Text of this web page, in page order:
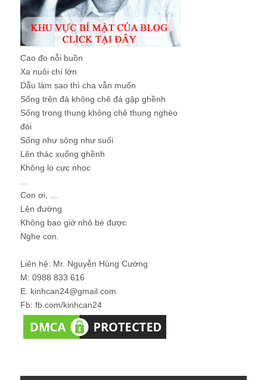
Cao đo nỗi buồn
Xa nuôi chí lớn
Dẫu làm sao thì cha vẫn muốn
Sống trên đá không chê đá gập ghềnh
Sống trong thung không chê thung nghèo
đói
Sống như sông như suối
Lên thác xuống ghềnh
Không lo cực nhọc
Con ơi, ...
Lên đường
Không bao giờ nhỏ bé được
Nghe con.
Liên hệ: Mr. Nguyễn Hùng Cường
M: 0988 833 616
E: kinhcan24@gmail.com
Fb: fb.com/kinhcan24